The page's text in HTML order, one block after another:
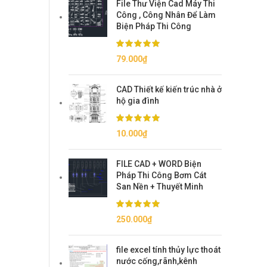
150.000₫.
là:
79.000₫.
File Thư Viện Cad Máy Thi
Công , Công Nhân Để Làm
Biện Pháp Thi Công
79.000₫
CAD Thiết kế kiến trúc nhà ở
hộ gia đình
10.000₫
FILE CAD + WORD Biện
Pháp Thi Công Bơm Cát
San Nền + Thuyết Minh
250.000₫
file excel tính thủy lực thoát
nước cống,rãnh,kênh